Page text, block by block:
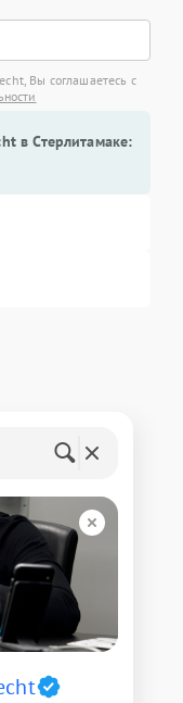
Вы соглашаетесь с
в Стерлитамаке: